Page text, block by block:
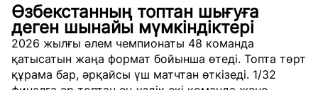
Өзбекстанның топтан шығуға
деген шынайы мүмкіндіктері
2026 жылғы әлем чемпионаты 48 команда
қатысатын жаңа формат бойынша өтеді. Топта төрт
құрама бар, әрқайсы үш матчтан өткізеді. 1/32